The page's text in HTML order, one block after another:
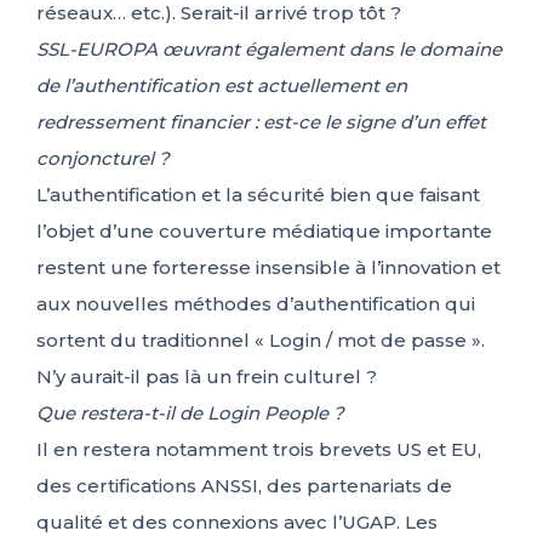
réseaux… etc.). Serait-il arrivé trop tôt ?
SSL-EUROPA œuvrant également dans le domaine
de l’authentification est actuellement en
redressement financier : est-ce le signe d’un effet
conjoncturel ?
L’authentification et la sécurité bien que faisant
l’objet d’une couverture médiatique importante
restent une forteresse insensible à l’innovation et
aux nouvelles méthodes d’authentification qui
sortent du traditionnel « Login / mot de passe ».
N’y aurait-il pas là un frein culturel ?
Que restera-t-il de Login People ?
Il en restera notamment trois brevets US et EU,
des certifications ANSSI, des partenariats de
qualité et des connexions avec l’UGAP. Les